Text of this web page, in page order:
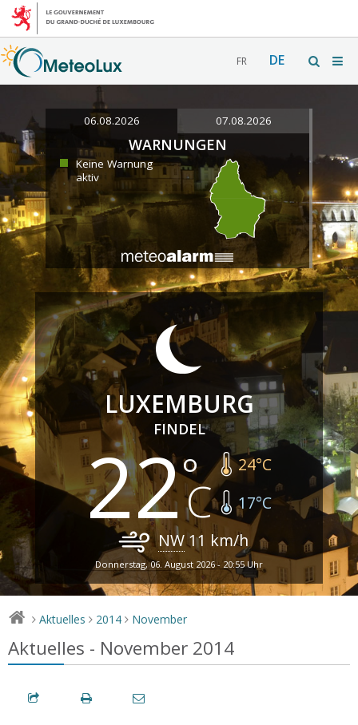
FR DE
06.08.2026 07.08.2026
WARNUNGEN
Keine Warnung
aktiv
LUXEMBURG
FINDEL
22 24°C
17°C
NW11 km/h
Donnerstag, 06. August 2026 - 20:55 Uhr
> Aktuelles > 2014 > November
Aktuelles - November 2014